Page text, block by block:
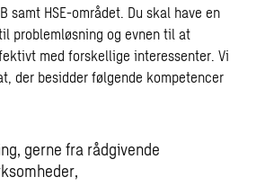
samt HSE-området. Du skal have en
problemløsning og evnen til at
med forskellige interessenter. Vi
der besidder følgende kompetencer
gerne fra rådgivende